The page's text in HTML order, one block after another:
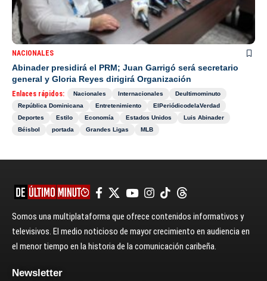
NACIONALES
Abinader presidirá el PRM; Juan Garrigó será secretario
general y Gloria Reyes dirigirá Organización
Enlaces rápidos: Nacionales Internacionales
Deultimominuto
República Dominicana
Entretenimiento
ElPeriódicodelaVerdad
Deportes
Estilo Economía Estados Unidos
Luis Abinader
Béisbol
portada Grandes Ligas MLB
Somos una multiplataforma que ofrece contenidos informativos y
televisivos. El medio noticioso de mayor crecimiento en audiencia en
el menor tiempo en la historia de la comunicación caribeña.
Newsletter